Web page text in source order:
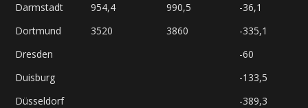
Darmstadt
954,4 990,5
-36,1
Dortmund
3520 3860
-335,1
Dresden
-60
Duisburg
-133,5
Düsseldorf
-389,3